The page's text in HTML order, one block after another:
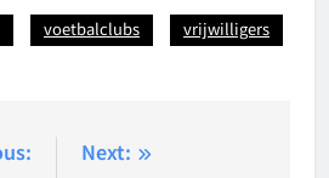
voetbalclubs vrijwilligers
Next: